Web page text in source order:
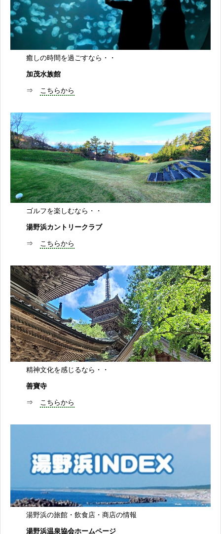
癒しの時間を過ごすなら・・
加茂水族館
⇒ こちらから
ゴルフを楽しむなら・・
湯野浜カントリークラブ
⇒ こちらから
精神文化を感じるなら・・
善寶寺
⇒ こちらから
湯野浜の旅館・飲食店・商店の情報
湯野浜温泉協会ホームページ